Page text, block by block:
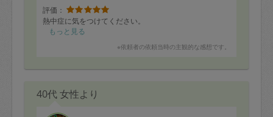
評価：
熱中症に気をつけてください。
もっと見る
※依頼者の依頼当時の主観的な感想です。
40代 女性より